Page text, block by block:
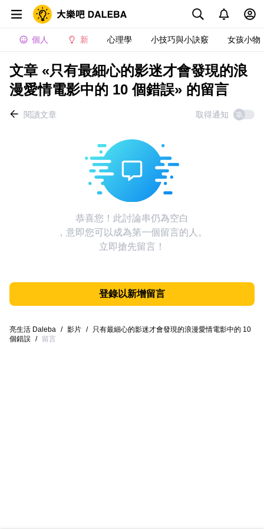
個人 新 心理學 小技巧與小訣竅 女孩小物
文章 «只有最細心的影迷才會發現的浪
漫愛情電影中的 10 個錯誤» 的留言
閱讀文章 取得通知
恭喜您！此討論串仍為空白
，意即您可以成為第一個留言的人。
立即搶先留言！
登錄以新增留言
亮生活 Daleba / 影片 /
只有最細心的影迷才會發現的浪漫愛情電影中的 10
個錯誤 / 留言